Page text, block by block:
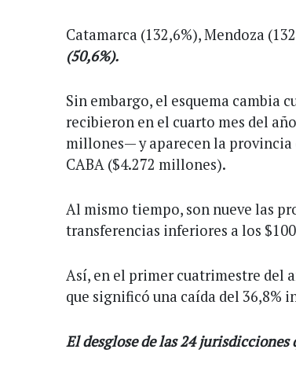
Catamarca (132,6%), Mendoza
(50,6%).
Sin embargo, el esquema cambia
recibieron en el cuarto mes del
millones— y aparecen la provincia
CABA ($4.272 millones).
Al mismo tiempo, son nueve las
transferencias inferiores a los
Así, en el primer cuatrimestre del
que significó una caída del 36,8%
El desglose de las 24